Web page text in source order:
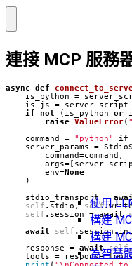
使用
構建
構建
為智慧
連接 MCP 服務
async def
is_python
=
is_js
=
if
not ( is_python or
raise ValueError(
command
= "python" if
server_params
=
command=command ,
args=
env=None
)
stdio_transport =
self . stdio , self.
self . session = await
await
self . session .
response
= await self
tools
= response.